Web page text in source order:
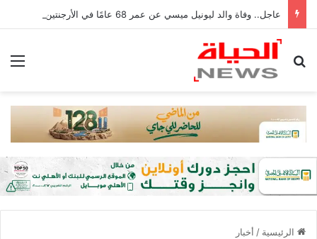
عاجل.. وفاة والد ليونيل ميسي عن عمر 68 عامًا في الأرجنتين
بحث عن
الرئيسية / أخبار